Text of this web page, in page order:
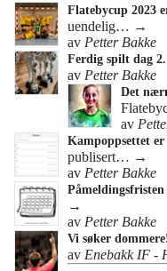
Flatebycup 2023
uendelig… →
av Petter Bakke
Ferdig spilt dag
av Petter Bakke
Det
av
Kampoppsettet
publisert… →
av Petter Bakke
→
av Petter Bakke
Vi søker
av Enebakk IF -